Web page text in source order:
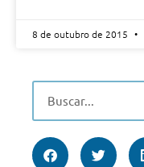
8 de outubro de 2015